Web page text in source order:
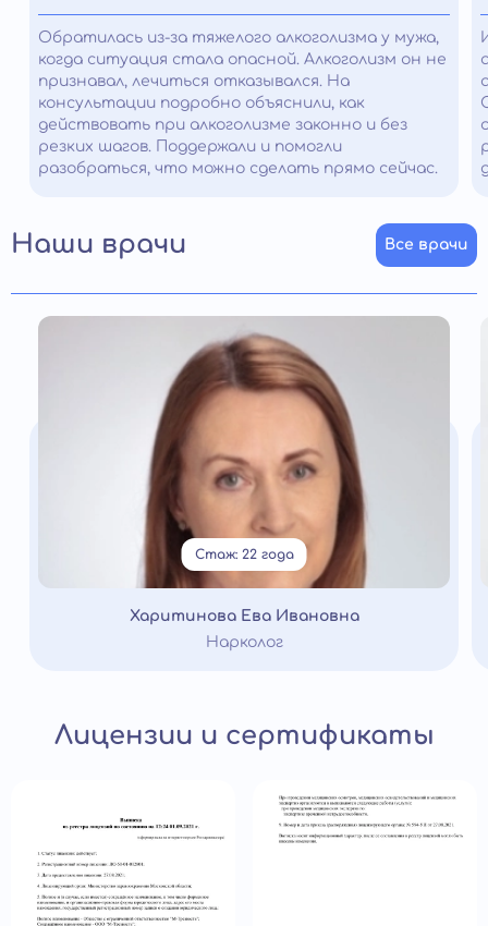
Обратилась из-за тяжелого алкоголизма у мужа,
когда ситуация стала опасной. Алкоголизм он не
признавал, лечиться отказывался. На
консультации подробно объяснили, как
действовать при алкоголизме законно и без
резких шагов. Поддержали и помогли
разобраться, что можно сделать прямо сейчас.
Наши врачи Все врачи
Стаж: 22 года
Харитинова Ева Ивановна
Нарколог
Лицензии и сертификаты